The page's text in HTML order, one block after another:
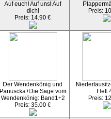
Auf euch! Auf uns! Auf
dich!
Preis: 14.90 €
Preis:
Der Wendenkönig und
Panuscka+Die Sage vom
Wendenkönig: Band1+2
Preis: 35.00 €
Heft
Preis: